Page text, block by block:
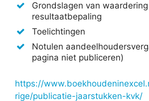
Grondslagen van
resultaatbepaling
Toelichtingen
Notulen
pagina niet publiceren)
https://
rige/publicatie-jaarstukken-kvk/